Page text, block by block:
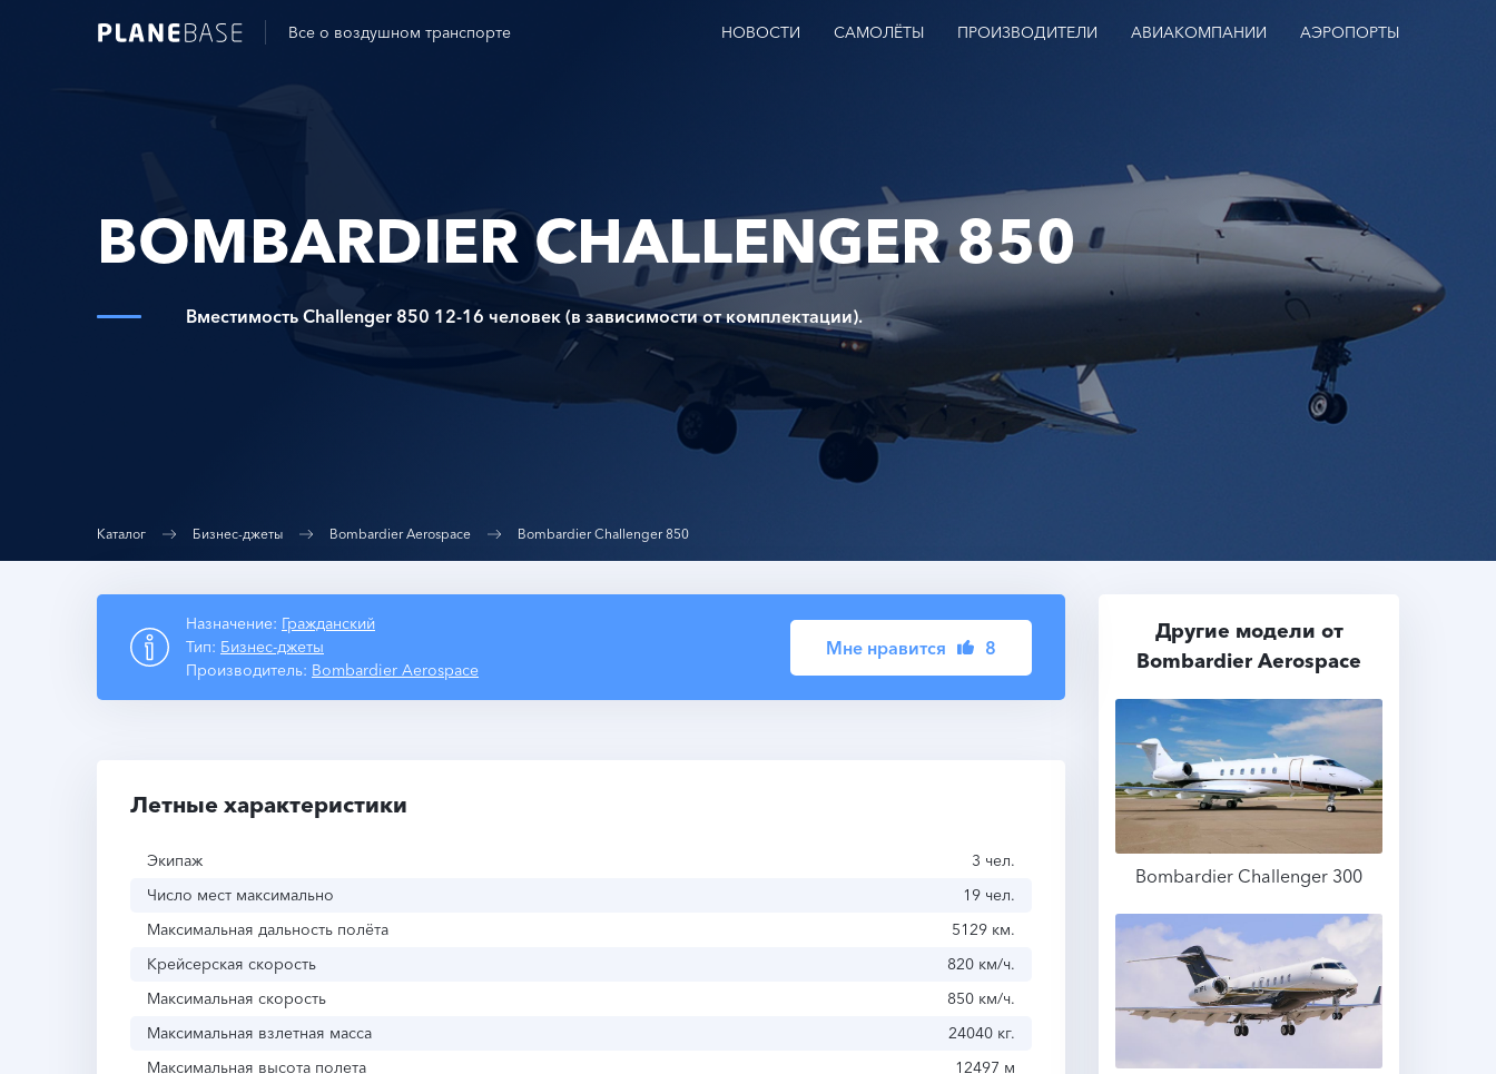
Все о воздушном транспорте НОВОСТИ САМОЛЁТЫ ПРОИЗВОДИТЕЛИ АВИАКОМПАНИИ АЭРОПОРТЫ
BOMBARDIER CHALLENGER 850
Вместимость Challenger 850 12-16 человек (в зависимости от комплектации).
Каталог Бизнес-джеты Bombardier Aerospace Bombardier Challenger 850
Назначение: Гражданский
Тип: Бизнес-джеты
Производитель: Bombardier Aerospace
Мне нравится 8
Летные характеристики
Экипаж
3 чел.
Число мест максимально
19 чел.
Максимальная дальность полёта
5129 км.
Крейсерская скорость
820 км/ч.
Максимальная скорость
850 км/ч.
Максимальная взлетная масса
24040 кг.
Максимальная высота полета
12497 м
Другие модели от
Bombardier Aerospace
Подробнее
Bombardier Challenger 300